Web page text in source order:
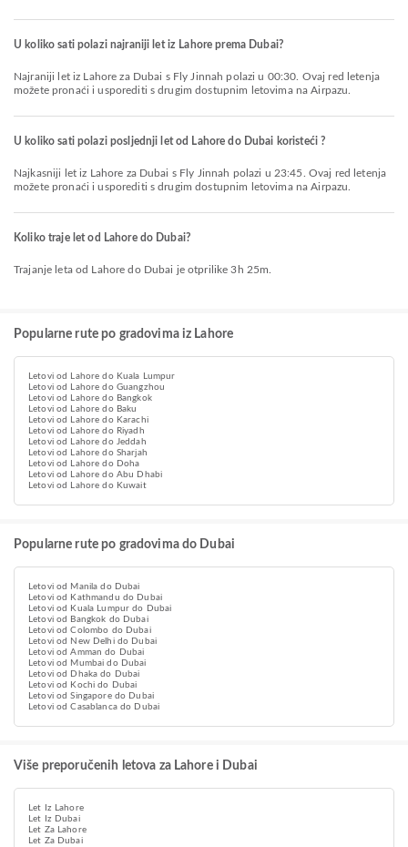
U koliko sati polazi najraniji let iz Lahore prema Dubai?
Najraniji let iz Lahore za Dubai s Fly Jinnah polazi u 00:30. Ovaj red letenja
možete pronaći i usporediti s drugim dostupnim letovima na Airpazu.
U koliko sati polazi posljednji let od Lahore do Dubai koristeći ?
Najkasniji let iz Lahore za Dubai s Fly Jinnah polazi u 23:45. Ovaj red letenja
možete pronaći i usporediti s drugim dostupnim letovima na Airpazu.
Koliko traje let od Lahore do Dubai?
Trajanje leta od Lahore do Dubai je otprilike 3h 25m.
Popularne rute po gradovima iz Lahore
Letovi od Lahore do Kuala Lumpur
Letovi od Lahore do Guangzhou
Letovi od Lahore do Bangkok
Letovi od Lahore do Baku
Letovi od Lahore do Karachi
Letovi od Lahore do Riyadh
Letovi od Lahore do Jeddah
Letovi od Lahore do Sharjah
Letovi od Lahore do Doha
Letovi od Lahore do Abu Dhabi
Letovi od Lahore do Kuwait
Popularne rute po gradovima do Dubai
Letovi od Manila do Dubai
Letovi od Kathmandu do Dubai
Letovi od Kuala Lumpur do Dubai
Letovi od Bangkok do Dubai
Letovi od Colombo do Dubai
Letovi od New Delhi do Dubai
Letovi od Amman do Dubai
Letovi od Mumbai do Dubai
Letovi od Dhaka do Dubai
Letovi od Kochi do Dubai
Letovi od Singapore do Dubai
Letovi od Casablanca do Dubai
Više preporučenih letova za Lahore i Dubai
Let Iz Lahore
Let Iz Dubai
Let Za Lahore
Let Za Dubai